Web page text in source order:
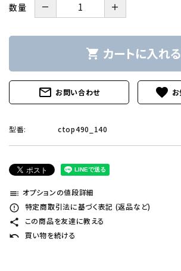
数量 － ＋
shopping_cart カートに入れる
mail_outline お問い合わせ favorite
型番: ctop490_140
toc オプションの値段詳細
error_outline 特定商取引法に基づく表記 (返品など)
share この商品を友達に教える
undo 買い物を続ける